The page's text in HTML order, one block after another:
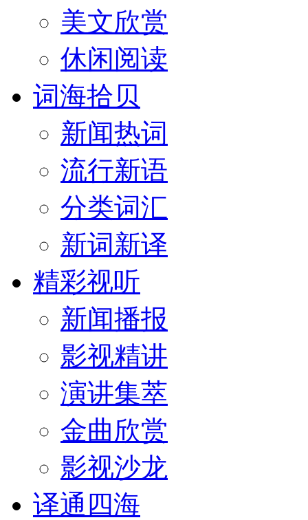
美文欣赏
休闲阅读
词海拾贝
新闻热词
流行新语
分类词汇
新词新译
精彩视听
新闻播报
影视精讲
演讲集萃
金曲欣赏
影视沙龙
译通四海